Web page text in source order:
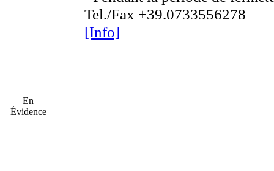
En
Évidence
Tel./Fax +39.0733556278
[Info]